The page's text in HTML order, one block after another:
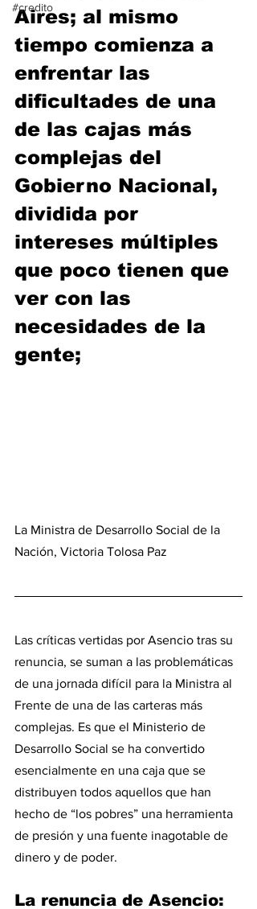
#credito
Aires; al mismo
tiempo comienza a
enfrentar las
dificultades de una
de las cajas más
complejas del
Gobierno Nacional,
dividida por
intereses múltiples
que poco tienen que
ver con las
necesidades de la
gente;
La Ministra de Desarrollo Social de la
Nación, Victoria Tolosa Paz
Las críticas vertidas por Asencio tras su
renuncia, se suman a las problemáticas
de una jornada difícil para la Ministra al
Frente de una de las carteras más
complejas. Es que el Ministerio de
Desarrollo Social se ha convertido
esencialmente en una caja que se
distribuyen todos aquellos que han
hecho de “los pobres” una herramienta
de presión y una fuente inagotable de
dinero y de poder.
La renuncia de Asencio: